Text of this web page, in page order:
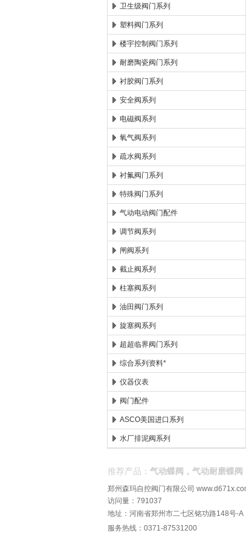
卫生级阀门系列
塑料阀门系列
楼宇控制阀门系列
耐磨陶瓷阀门系列
衬胶阀门系列
安全阀系列
电磁阀系列
氧气阀系列
疏水阀系列
衬氟阀门系列
特殊阀门系列
气动电动阀门配件
调节阀系列
闸阀系列
截止阀系列
柱塞阀系列
油田阀门系列
旋塞阀系列
超超临界阀门系列
综合系列资料*
仪器仪表
阀门配件
ASCO美国进口系列
水厂排泥阀系列
推荐产品： 气动蝶阀，气动耐磨蝶
郑州森玛自控阀门有限公司
访问量：791037
地址：河南省郑州市二七区铭功路148号-A
服务热线：0371-87531200